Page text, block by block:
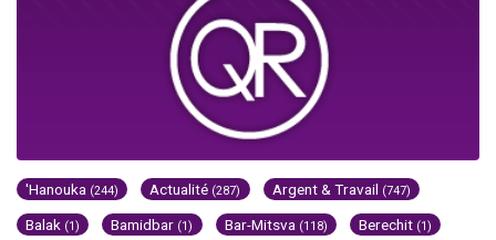
'Hanouka (244) Actualité (287) Argent & Travail (747)
Balak (1) Bamidbar (1) Bar-Mitsva (118) Berechit (1)